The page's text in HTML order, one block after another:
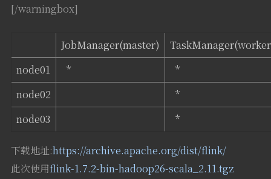
[/warningbox]
JobManager(master)
node01
*
*
node02
*
node03
*
下载地址:https://archive.apache.org/dist/flink/
此次使用flink-1.7.2-bin-hadoop26-scala_2.11.tgz